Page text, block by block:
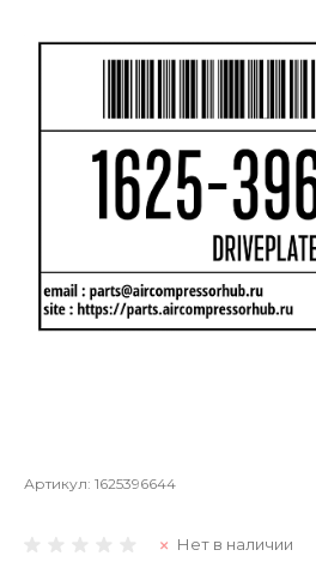
Артикул: 1625396644
Нет в наличии